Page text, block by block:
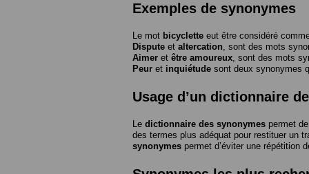
Exemples de synonymes
Le mot bicyclette eut être considéré
Dispute et altercation, sont des mots
Aimer et être amoureux, sont des mots
Peur et inquiétude sont deux synonymes
Usage d’un dictionnaire
Le dictionnaire des synonymes permet
des termes plus adéquat pour restituer un
synonymes permet d’éviter une répétition